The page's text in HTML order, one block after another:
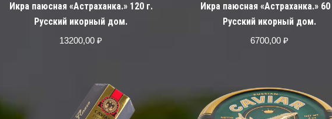
Икра паюсная «Астраханка.» 120 г.
Русский икорный дом.
13200,00 ₽
Икра паюсная «Астраханка.» 60
Русский икорный дом.
6700,00 ₽